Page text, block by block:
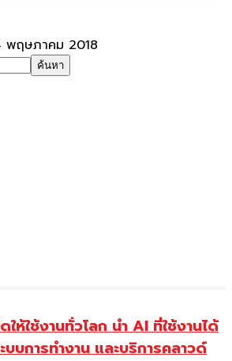
พฤษภาคม 2018
ห้ใช้งานทั่วโลก นำ AI ที่ใช้งานได้
การทำงาน และบริการคลาวด์